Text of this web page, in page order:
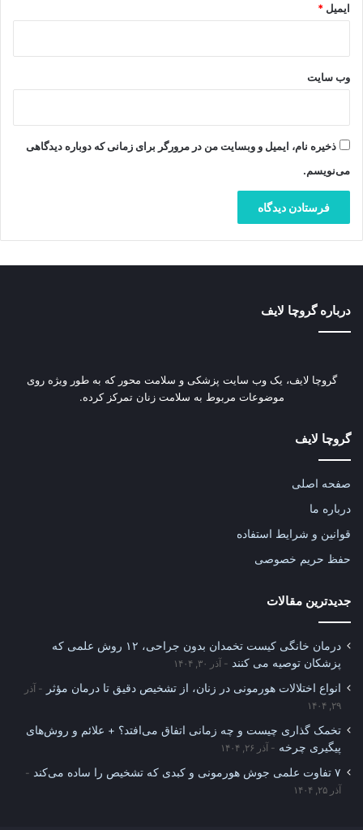
ایمیل *
وب‌ سایت
ذخیره نام، ایمیل و وبسایت من در مرورگر برای زمانی که دوباره دیدگاهی
می‌نویسم.
درباره گروچا لایف
گروچا لایف، یک وب‌ سایت پزشکی و سلامت محور که به طور ویژه روی
موضوعات مربوط به سلامت زنان تمرکز کرده.
گروچا لایف
صفحه اصلی
درباره ما
قوانین و شرایط استفاده
حفظ حریم خصوصی
جدیدترین مقالات
درمان خانگی کیست تخمدان بدون جراحی، ۱۲ روش علمی که
پزشکان توصیه می کنند
آذر ۳۰, ۱۴۰۴
انواع اختلالات هورمونی در زنان، از تشخیص دقیق تا درمان مؤثر
آذر
۲۹, ۱۴۰۴
تخمک گذاری چیست و چه زمانی اتفاق می‌افتد؟ + علائم و روش‌های
پیگیری چرخه
آذر ۲۶, ۱۴۰۴
۷ تفاوت علمی جوش هورمونی و کبدی که تشخیص را ساده می‌کند
آذر ۲۵, ۱۴۰۴